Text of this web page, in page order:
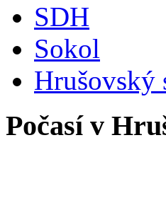
SDH
Sokol
Hrušovský
Počasí v